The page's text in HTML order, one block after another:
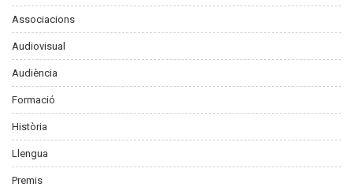
Associacions
Audiovisual
Audiència
Formació
Història
Llengua
Premis